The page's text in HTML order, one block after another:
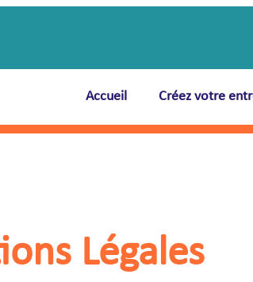
Accueil Créez votre
Légales